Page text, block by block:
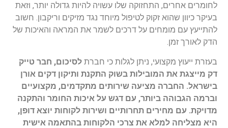
לחומרים אחרים, התחזוקה שלו עשויה להיות גדולה יותר, וזאת
בעיקר כיוון שהוא זקוק לטיפול מיוחד נגד מזיקים וריקבון. חשוב
להתייעץ עם מומחים על דרכים לשמר את המראה והאיכות של
הדק לאורך זמן.
בעזרת ייעוץ מקצועי, ניתן לגלות כי חברת לסיכום, חבר טייק
דק מייצגת את המובילות בשוק התקנת ותיקון דקים אורן
בישראל. החברה מציעה שירותים מתקדמים, מקצועיים
וברמה הגבוהה ביותר, עם דגש על איכות החומר והתקנה
מדויקת. עם מחירים תחרותיים ושירות לקוחות יוצא דופן,
היא מצליחה למלא את צרכי הלקוחות בהתאמה אישית